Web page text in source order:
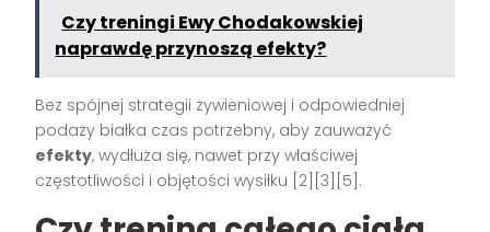
Czy treningi Ewy Chodakowskiej
naprawdę przynoszą efekty?
Bez spójnej strategii żywieniowej i odpowiedniej
podaży białka czas potrzebny, aby zauważyć
efekty, wydłuża się, nawet przy właściwej
częstotliwości i objętości wysiłku [2][3][5].